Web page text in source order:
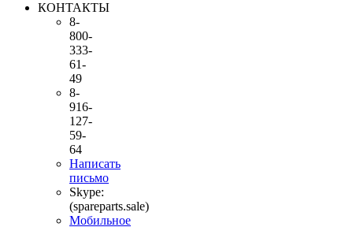
КОНТАКТЫ
8-
800-
333-
61-
49
8-
916-
127-
59-
64
Написать
письмо
Skype:
(spareparts.sale)
Мобильное